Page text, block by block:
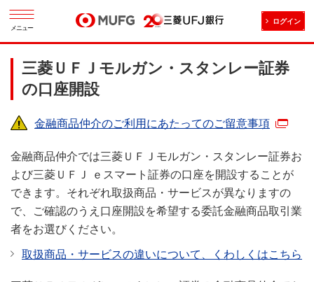
メニュー
ログイン
三菱ＵＦＪモルガン・スタンレー証券
の口座開設
金融商品仲介のご利用にあたってのご留意事項
金融商品仲介では三菱ＵＦＪモルガン・スタンレー証券お
よび三菱ＵＦＪ ｅスマート証券の口座を開設することが
できます。それぞれ取扱商品・サービスが異なりますの
で、ご確認のうえ口座開設を希望する委託金融商品取引業
者をお選びください。
取扱商品・サービスの違いについて、くわしくはこちら